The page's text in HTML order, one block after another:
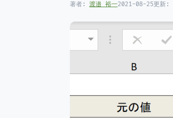
著者: 渡邉 裕一2021-08-25更新: